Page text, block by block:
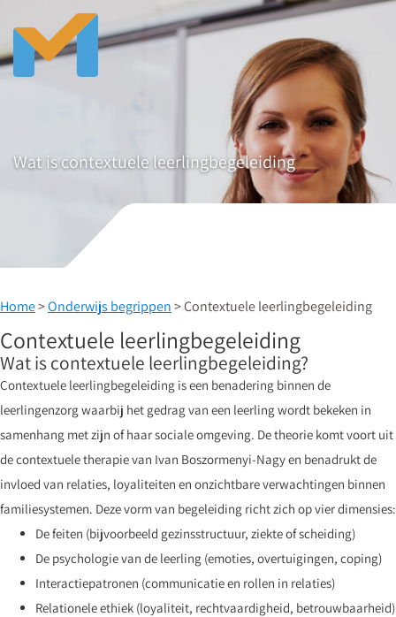
Wat is contextuele leerlingbegeleiding
Home>Onderwijs begrippen> Contextuele leerlingbegeleiding
Contextuele leerlingbegeleiding
Wat is contextuele leerlingbegeleiding?
Contextuele leerlingbegeleiding is een benadering binnen de
leerlingenzorg waarbij het gedrag van een leerling wordt bekeken in
samenhang met zijn of haar sociale omgeving. De theorie komt voort uit
de contextuele therapie van Ivan Boszormenyi-Nagy en benadrukt de
invloed van relaties, loyaliteiten en onzichtbare verwachtingen binnen
familiesystemen. Deze vorm van begeleiding richt zich op vier dimensies:
De feiten (bijvoorbeeld gezinsstructuur, ziekte of scheiding)
De psychologie van de leerling (emoties, overtuigingen, coping)
Interactiepatronen (communicatie en rollen in relaties)
Relationele ethiek (loyaliteit, rechtvaardigheid, betrouwbaarheid)